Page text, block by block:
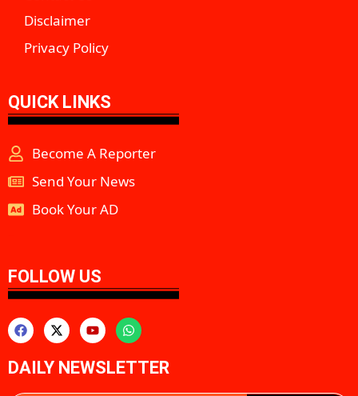
Disclaimer
Privacy Policy
QUICK LINKS
Become A Reporter
Send Your News
Book Your AD
FOLLOW US
DAILY NEWSLETTER